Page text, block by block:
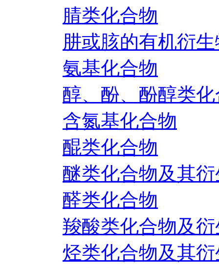
腈类化合物
肼或胲的有机衍
氨基化合物
醇、酚、酚醇类
含氮基化合物
醌类化合物
醚类化合物及其
醛类化合物
羧酸类化合物及
烃类化合物及其